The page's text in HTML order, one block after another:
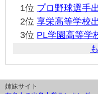
1位 プロ野球選手
2位 享栄高等学校
3位 PL学園高等学
姉妹サイト